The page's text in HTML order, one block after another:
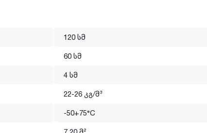
120 სმ
60 სმ
4 სმ
22-26 კგ/მ³
-50+75°C